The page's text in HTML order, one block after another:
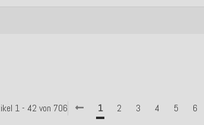
1 - 42 von 706 1 2 3 4 5 6